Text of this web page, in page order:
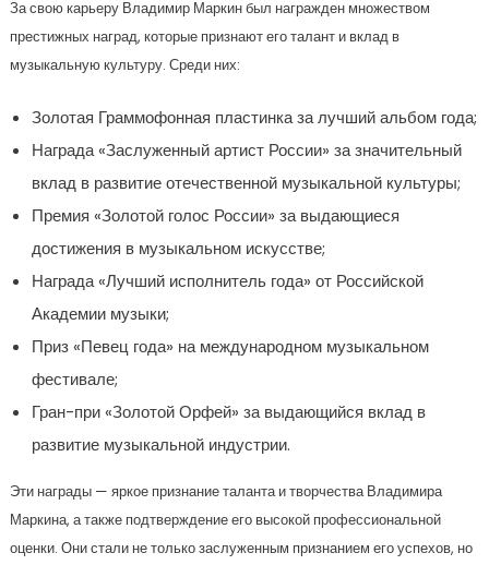
За свою карьеру Владимир Маркин был награжден множеством
престижных наград, которые признают его талант и вклад в
музыкальную культуру. Среди них:
Золотая Граммофонная пластинка за лучший альбом года;
Награда «Заслуженный артист России» за значительный
вклад в развитие отечественной музыкальной культуры;
Премия «Золотой голос России» за выдающиеся
достижения в музыкальном искусстве;
Награда «Лучший исполнитель года» от Российской
Академии музыки;
Приз «Певец года» на международном музыкальном
фестивале;
Гран-при «Золотой Орфей» за выдающийся вклад в
развитие музыкальной индустрии.
Эти награды — яркое признание таланта и творчества Владимира
Маркина, а также подтверждение его высокой профессиональной
оценки. Они стали не только заслуженным признанием его успехов, но